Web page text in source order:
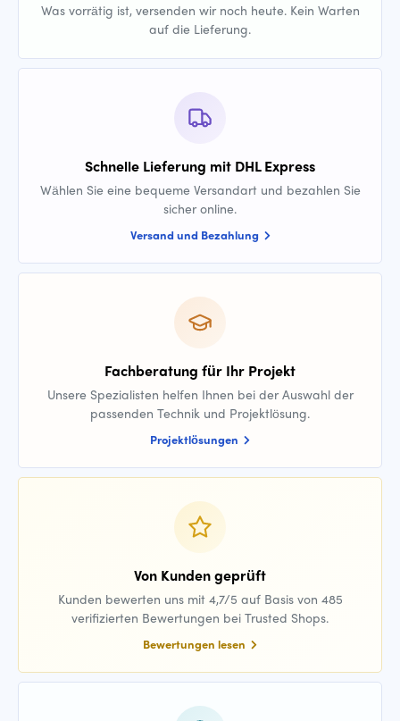
Was vorrätig ist, versenden wir noch heute. Kein Warten
auf die Lieferung.
Schnelle Lieferung mit DHL Express
Wählen Sie eine bequeme Versandart und bezahlen Sie
sicher online.
Versand und Bezahlung
Fachberatung für Ihr Projekt
Unsere Spezialisten helfen Ihnen bei der Auswahl der
passenden Technik und Projektlösung.
Projektlösungen
Von Kunden geprüft
Kunden bewerten uns mit 4,7/5 auf Basis von 485
verifizierten Bewertungen bei Trusted Shops.
Bewertungen lesen